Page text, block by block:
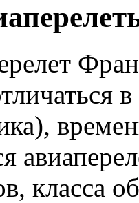
класса